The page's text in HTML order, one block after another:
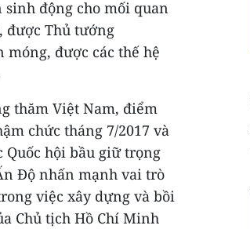
động cho mối quan
được Thủ tướng
được các thế hệ
thăm Việt Nam, điểm
chức tháng 7/2017 và
Quốc hội bầu giữ trọng
Độ nhấn mạnh vai trò
việc xây dựng và bồi
Chủ tịch Hồ Chí Minh